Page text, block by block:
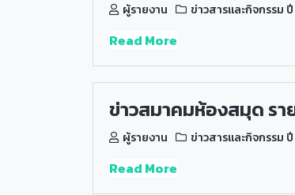
ผู้รายงาน ข่าวสารและกิจกรรม
Read More
ข่าวสมาคมห้องสมุด ร
ผู้รายงาน ข่าวสารและกิจกรรม
Read More